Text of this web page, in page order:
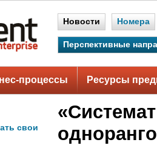
Новости Номера
Перспективные
процессы Ресурсы
свои